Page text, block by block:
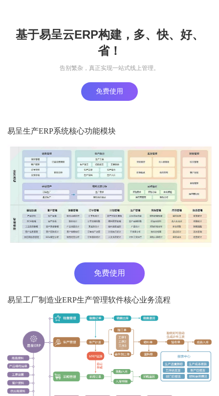
基于易呈云ERP构建，多、快、好、
省！
告别繁杂，真正实现一站式线上管理。
免费使用
易呈生产ERP系统核心功能模块
免费使用
易呈工厂制造业ERP生产管理软件核心业务流程